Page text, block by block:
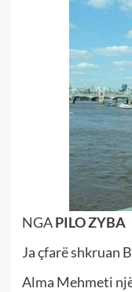
NGAPILO ZYBA
Ja çfarë shkruan
Alma Mehmeti